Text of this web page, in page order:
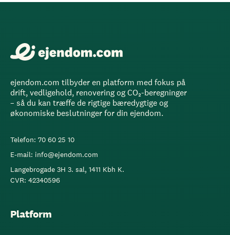
ejendom.com tilbyder en platform med fokus på
drift, vedligehold, renovering og CO₂-beregninger
– så du kan træffe de rigtige bæredygtige og
økonomiske beslutninger for din ejendom.
Telefon: 70 60 25 10
E-mail: info@ejendom.com
Langebrogade 3H 3. sal, 1411 Kbh K.
CVR: 42340596
Platform